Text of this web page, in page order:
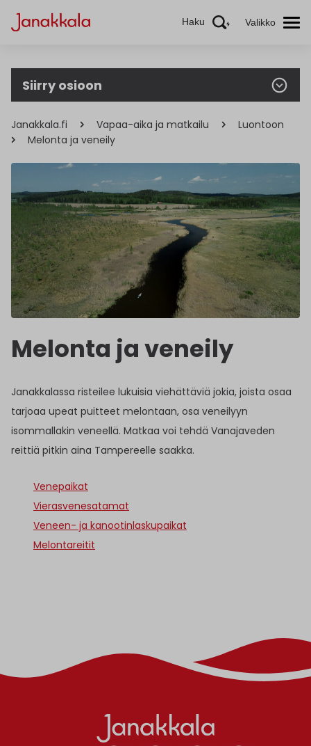
Haku Valikko
Siirry osioon
Janakkala.fi Vapaa-aika ja matkailu
Luontoon
Melonta ja veneily
Melonta ja veneily
Janakkalassa risteilee lukuisia viehättäviä jokia, joista osaa
tarjoaa upeat puitteet melontaan, osa veneilyyn
isommallakin veneellä. Matkaa voi tehdä Vanajaveden
reittiä pitkin aina Tampereelle saakka.
Venepaikat
Vierasvenesatamat
Veneen- ja kanootinlaskupaikat
Melontareitit